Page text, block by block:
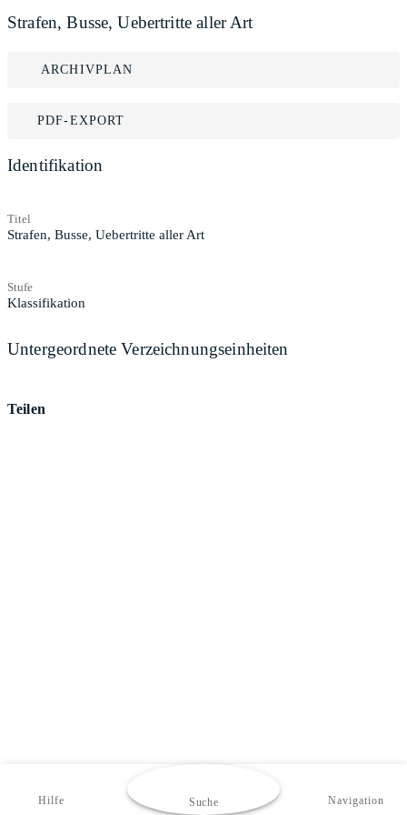
Strafen, Busse, Uebertritte aller Art
ARCHIVPLAN
PDF-EXPORT
Identifikation
Titel
Strafen, Busse, Uebertritte aller Art
Stufe
Klassifikation
Untergeordnete Verzeichnungseinheiten
Teilen
Hilfe Suche Navigation